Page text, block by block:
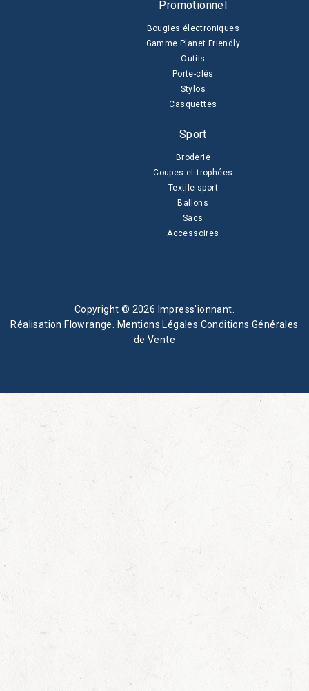
Promotionnel
Bougies électroniques
Gamme Planet Friendly
Outils
Porte-clés
Stylos
Casquettes
Sport
Broderie
Coupes et trophées
Textile sport
Ballons
Sacs
Accessoires
Copyright © 2026 Impress'ionnant.
RéalisationFlowrange Mentions Légales Conditions Générales
de Vente